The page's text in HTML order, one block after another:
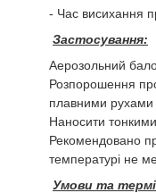
- Час висихання
Застосування:
Аерозольний
Розпорошення
плавними рухами
Наносити
Рекомендовано
температурі не
Умови та